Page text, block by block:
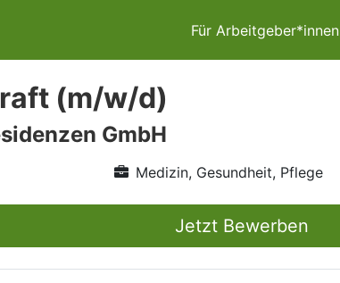
Für Arbeitgeber*innen
(m/w/d)
GmbH
Medizin, Gesundheit, Pflege
Jetzt Bewerben